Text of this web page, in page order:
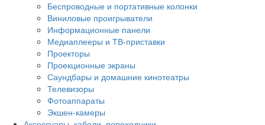
Беспроводные и портативные колонки
Виниловые проигрыватели
Информационные панели
Медиаплееры и ТВ-приставки
Проекторы
Проекционные экраны
Саундбары и домашние кинотеатры
Телевизоры
Фотоаппараты
Экшен-камеры